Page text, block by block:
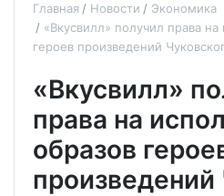
Главная Новости
Экономика
«Вкусвилл» получил права
героев произведений
«Вкусвилл»
права на
образов
произведений